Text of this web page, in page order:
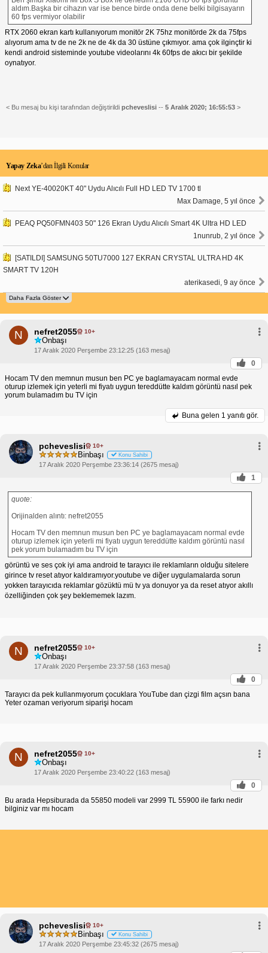
aldım.Başka bir cihazın var ise bence birde onda dene belki bilgisayarın
60 fps vermiyor olabilir
RTX 2060 ekran kartı kullanıyorum monitör 2K 75hz monitörde 2k da 75fps
alıyorum ama tv de ne 2k ne de 4k da 30 üstüne çıkmıyor. ama çok ilginçtir ki
kendi android sisteminde youtube videolarını 4k 60fps de akıcı bir şekilde
oynatıyor.
< Bu mesaj bu kişi tarafından değiştirildi pcheveslisi -- 5 Aralık 2020; 16:55:53 >
Yapay Zeka’dan İlgili Konular
Next YE-40020KT 40" Uydu Alıcılı Full HD LED TV 1700 tl
Max Damage, 5 yıl önce
PEAQ PQ50FMN403 50" 126 Ekran Uydu Alıcılı Smart 4K Ultra HD LED
1nunrub, 2 yıl önce
[SATILDI] SAMSUNG 50TU7000 127 EKRAN CRYSTAL ULTRA HD 4K
SMART TV 120H
aterikasedi, 9 ay önce
N nefret2055 10+
Onbaşı
17 Aralık 2020 Perşembe 23:12:25 (163 mesaj)
0
Hocam TV den memnun musun ben PC ye baglamayacam normal evde
oturup izlemek için yeterli mi fiyatı uygun tereddütte kaldım görüntü nasıl pek
yorum bulamadım bu TV için
Buna gelen 1 yanıtı gör.
pcheveslisi 10+
Binbaşı Konu Sahibi
17 Aralık 2020 Perşembe 23:36:14 (2675 mesaj)
1
quote:
Orijinalden alıntı: nefret2055
Hocam TV den memnun musun ben PC ye baglamayacam normal evde
oturup izlemek için yeterli mi fiyatı uygun tereddütte kaldım görüntü nasıl
pek yorum bulamadım bu TV için
görüntü ve ses çok iyi ama android te tarayıcı ile reklamların olduğu sitelere
girince tv reset atıyor kaldıramıyor.youtube ve diğer uygulamalarda sorun
yokken tarayıcıda reklamlar gözüktü mü tv ya donuyor ya da reset atıyor akıllı
özelliğinden çok şey beklememek lazım.
N nefret2055 10+
Onbaşı
17 Aralık 2020 Perşembe 23:37:58 (163 mesaj)
0
Tarayıcı da pek kullanmıyorum çocuklara YouTube dan çizgi film açsın bana
Yeter ozaman veriyorum siparişi hocam
N nefret2055 10+
Onbaşı
17 Aralık 2020 Perşembe 23:40:22 (163 mesaj)
0
Bu arada Hepsiburada da 55850 modeli var 2999 TL 55900 ile farkı nedir
bilginiz var mı hocam
pcheveslisi 10+
Binbaşı Konu Sahibi
17 Aralık 2020 Perşembe 23:45:32 (2675 mesaj)